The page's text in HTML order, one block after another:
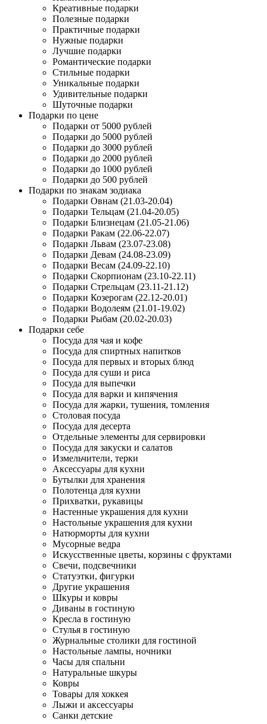
Креативные подарки
Полезные подарки
Практичные подарки
Нужные подарки
Лучшие подарки
Романтические подарки
Стильные подарки
Уникальные подарки
Удивительные подарки
Шуточные подарки
Подарки по цене
Подарки от 5000 рублей
Подарки до 5000 рублей
Подарки до 3000 рублей
Подарки до 2000 рублей
Подарки до 1000 рублей
Подарки до 500 рублей
Подарки по знакам зодиака
Подарки Овнам (21.03-20.04)
Подарки Тельцам (21.04-20.05)
Подарки Близнецам (21.05-21.06)
Подарки Ракам (22.06-22.07)
Подарки Львам (23.07-23.08)
Подарки Девам (24.08-23.09)
Подарки Весам (24.09-22.10)
Подарки Скорпионам (23.10-22.11)
Подарки Стрельцам (23.11-21.12)
Подарки Козерогам (22.12-20.01)
Подарки Водолеям (21.01-19.02)
Подарки Рыбам (20.02-20.03)
Подарки себе
Посуда для чая и кофе
Посуда для спиртных напитков
Посуда для первых и вторых блюд
Посуда для суши и риса
Посуда для выпечки
Посуда для варки и кипячения
Посуда для жарки, тушения, томления
Столовая посуда
Посуда для десерта
Отдельные элементы для сервировки
Посуда для закуски и салатов
Измельчители, терки
Аксессуары для кухни
Бутылки для хранения
Полотенца для кухни
Прихватки, рукавицы
Настенные украшения для кухни
Настольные украшения для кухни
Натюрморты для кухни
Мусорные ведра
Искусственные цветы, корзины с фруктами
Свечи, подсвечники
Статуэтки, фигурки
Другие украшения
Шкуры и ковры
Диваны в гостиную
Кресла в гостиную
Стулья в гостиную
Журнальные столики для гостиной
Настольные лампы, ночники
Часы для спальни
Натуральные шкуры
Ковры
Товары для хоккея
Лыжи и аксессуары
Санки детские